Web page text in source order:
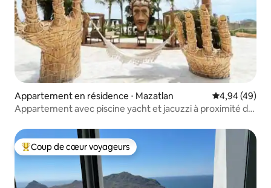
Appartement en résidence ⋅ Mazatlan Évaluation
4,94 (49)
Appartement avec piscine yacht et jacuzzi à proximité de
Coups de cœur voyageurs les plus appréciés
Coup de cœur voyageurs